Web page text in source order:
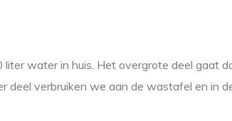
water in huis. Het overgrote deel gaat
deel verbruiken we aan de wastafel en in